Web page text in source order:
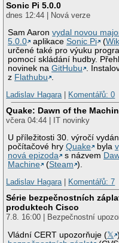
Sonic Pi 5.0.0
dnes 12:44 | Nová verze
Sam Aaronvydal novou
5.0.0
aplikaceSonic Pi (
určené také pro výuku
pomocí skládání hudby.
novinek naGitHubu
.
z Flathubu
Ladislav Hagara| Komentářů: 0
Quake: Dawn of the
včera 04:44 | IT novinky
U příležitosti 30. výročí
počítačové hryQuake byla
nová epizoda
s názvem
Machine
(Steam ).
Ladislav Hagara| Komentářů: 7
Série bezpečnostních
produktech Cisco
7.8. 16:00 | Bezpečnostní
Vládní CERT upozorňuje (𝕏